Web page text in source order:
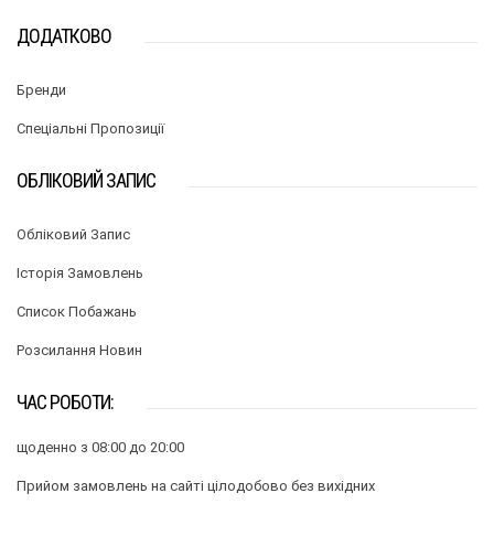
ДОДАТКОВО
Бренди
Спеціальні Пропозиції
ОБЛІКОВИЙ ЗАПИС
Обліковий Запис
Історія Замовлень
Список Побажань
Розсилання Новин
ЧАС РОБОТИ:
щоденно з 08:00 до 20:00
Прийом замовлень на сайті цілодобово без вихідних